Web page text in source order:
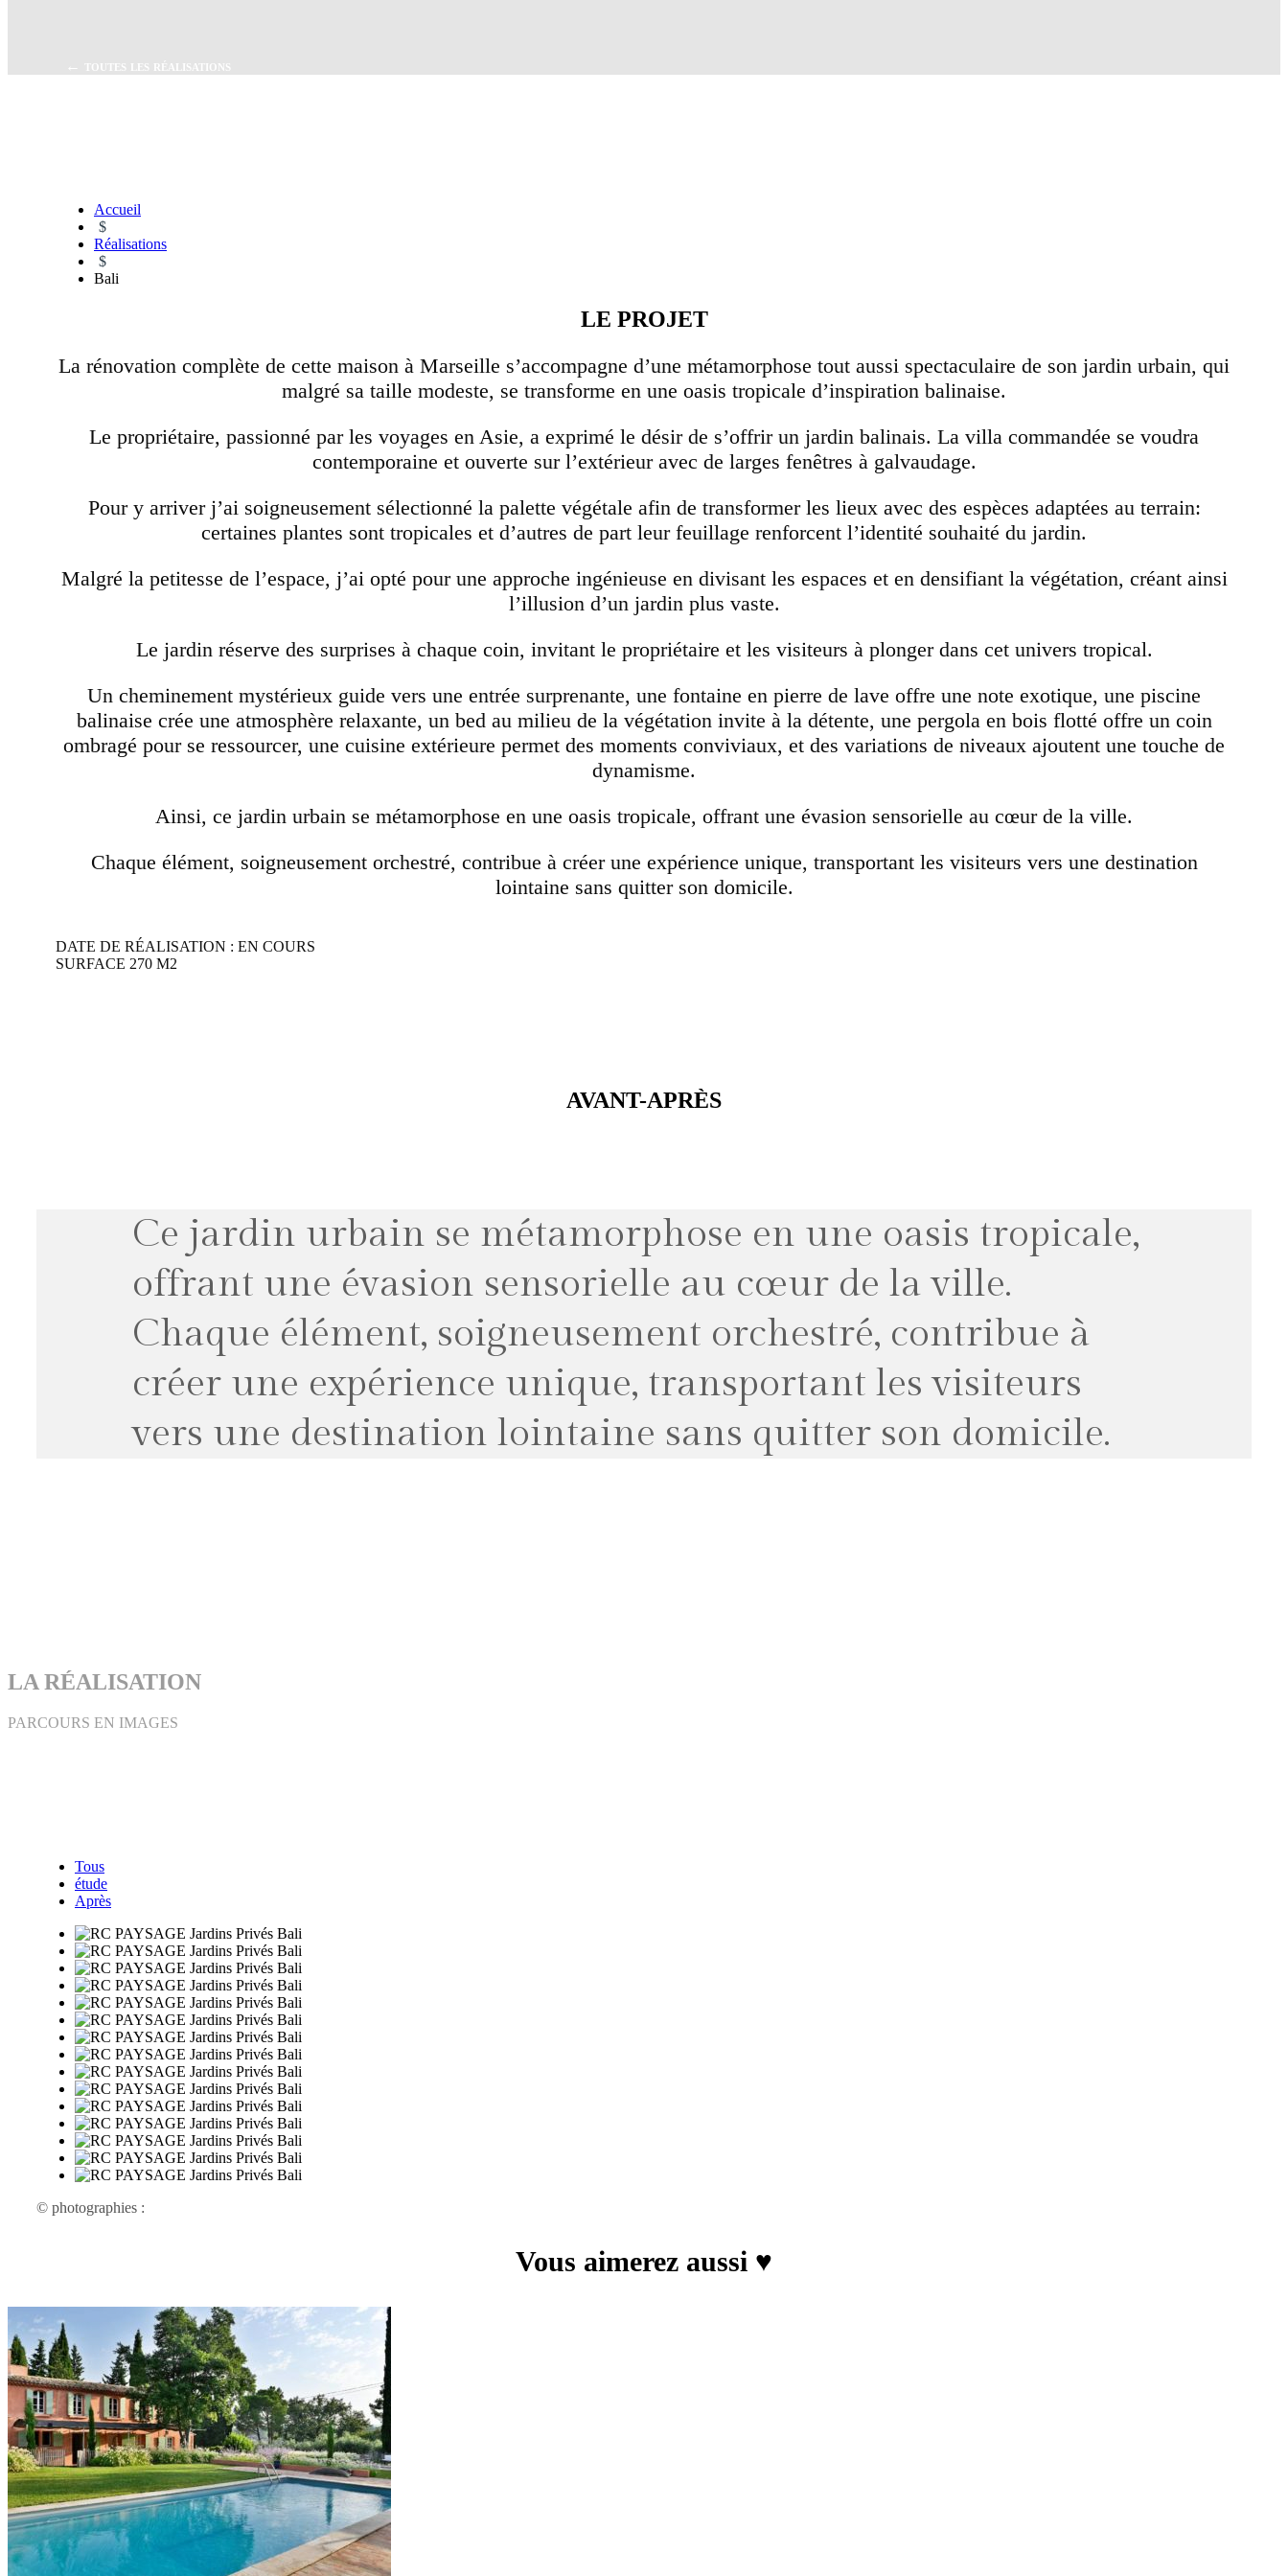
← toutes les réalisations
Accueil
$
Réalisations
$
Bali
LE PROJET
La rénovation complète de cette maison à Marseille s’accompagne d’une métamorphose tout aussi spectaculaire de son jardin urbain, qui
malgré sa taille modeste, se transforme en une oasis tropicale d’inspiration balinaise.
Le propriétaire, passionné par les voyages en Asie, a exprimé le désir de s’offrir un jardin balinais. La villa commandée se voudra
contemporaine et ouverte sur l’extérieur avec de larges fenêtres à galvaudage.
Pour y arriver j’ai soigneusement sélectionné la palette végétale afin de transformer les lieux avec des espèces adaptées au terrain:
certaines plantes sont tropicales et d’autres de part leur feuillage renforcent l’identité souhaité du jardin.
Malgré la petitesse de l’espace, j’ai opté pour une approche ingénieuse en divisant les espaces et en densifiant la végétation, créant ainsi
l’illusion d’un jardin plus vaste.
Le jardin réserve des surprises à chaque coin, invitant le propriétaire et les visiteurs à plonger dans cet univers tropical.
Un cheminement mystérieux guide vers une entrée surprenante, une fontaine en pierre de lave offre une note exotique, une piscine
balinaise crée une atmosphère relaxante, un bed au milieu de la végétation invite à la détente, une pergola en bois flotté offre un coin
ombragé pour se ressourcer, une cuisine extérieure permet des moments conviviaux, et des variations de niveaux ajoutent une touche de
dynamisme.
Ainsi, ce jardin urbain se métamorphose en une oasis tropicale, offrant une évasion sensorielle au cœur de la ville.
Chaque élément, soigneusement orchestré, contribue à créer une expérience unique, transportant les visiteurs vers une destination
lointaine sans quitter son domicile.
DATE DE RÉALISATION : EN COURS
SURFACE 270 M2
AVANT-APRÈS
Ce jardin urbain se métamorphose en une oasis tropicale,
offrant une évasion sensorielle au cœur de la ville.
Chaque élément, soigneusement orchestré, contribue à
créer une expérience unique, transportant les visiteurs
vers une destination lointaine sans quitter son domicile.
LA RÉALISATION
PARCOURS EN IMAGES
Tous
étude
Après
© photographies :
Vous aimerez aussi ♥